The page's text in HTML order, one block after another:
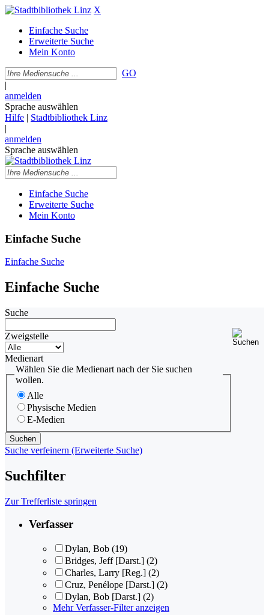
X
Einfache Suche
Erweiterte Suche
Mein Konto
GO
|
anmelden
Sprache auswählen
Hilfe | Stadtbibliothek Linz
|
anmelden
Sprache auswählen
Einfache Suche
Erweiterte Suche
Mein Konto
Einfache Suche
Einfache Suche
Einfache Suche
Suche
Zweigstelle
Medienart
Wählen Sie die Medienart nach der Sie suchen
wollen.
Alle
Physische Medien
E-Medien
Suche verfeinern (Erweiterte Suche)
Suchfilter
Zur Trefferliste springen
Verfasser
Dylan, Bob (19)
Bridges, Jeff [Darst.] (2)
Charles, Larry [Reg.] (2)
Cruz, Penélope [Darst.] (2)
Dylan, Bob [Darst.] (2)
Mehr Verfasser-Filter anzeigen